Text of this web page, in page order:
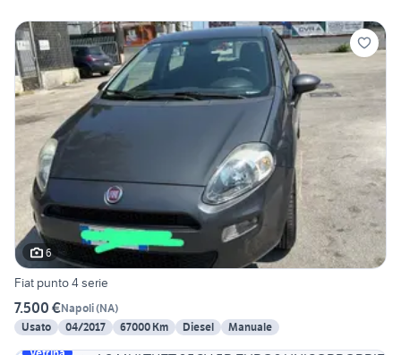
6
Fiat punto 4 serie
7.500 €Napoli(NA)
Usato
04/2017 67000 Km Diesel
Manuale